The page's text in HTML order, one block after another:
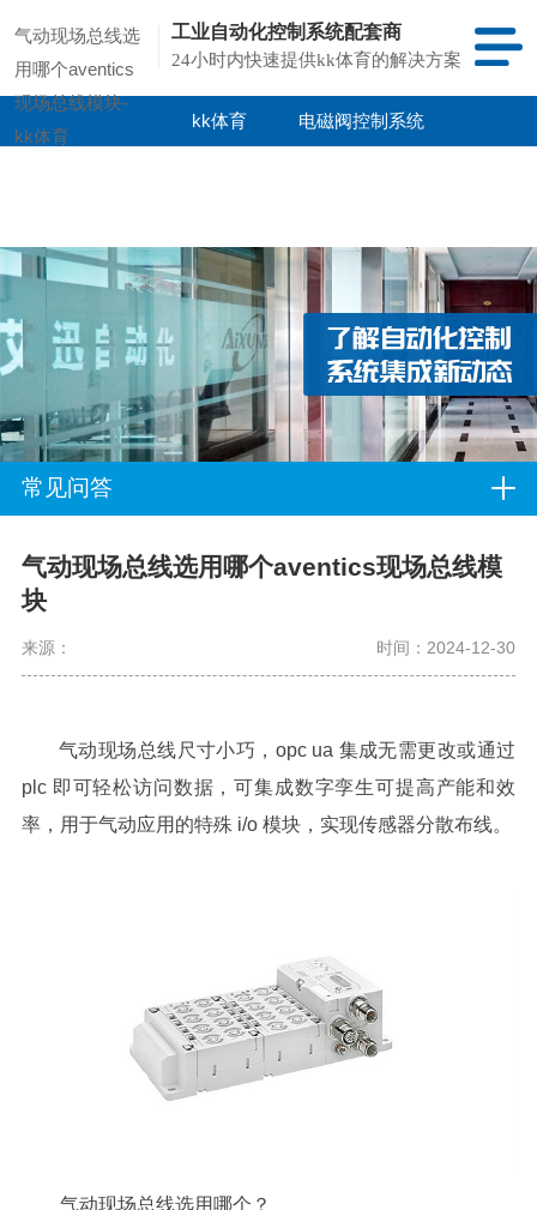
气动现场总线选
用哪个aventics
现场总线模块-
kk体育
工业自动化控制系统配套商
24小时内快速提供kk体育的解决方案
kk体育 电磁阀控制系统
常见问答
气动现场总线选用哪个aventics现场总线模
块
来源： 时间：2024-12-30
气动现场总线尺寸小巧，opc ua 集成无需更改或通过
plc 即可轻松访问数据，可集成数字孪生可提高产能和效
率，用于气动应用的特殊 i/o 模块，实现传感器分散布线。
气动现场总线选用哪个 ？